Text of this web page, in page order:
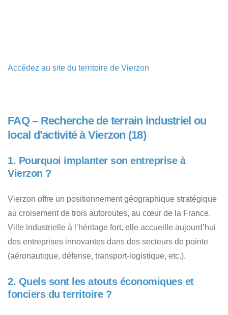
Accédez au site du territoire de Vierzon
FAQ – Recherche de terrain industriel ou
local d’activité à Vierzon (18)
1. Pourquoi implanter son entreprise à
Vierzon ?
Vierzon offre un positionnement géographique stratégique
au croisement de trois autoroutes, au cœur de la France.
Ville industrielle à l’héritage fort, elle accueille aujourd’hui
des entreprises innovantes dans des secteurs de pointe
(aéronautique, défense, transport-logistique, etc.).
2. Quels sont les atouts économiques et
fonciers du territoire ?